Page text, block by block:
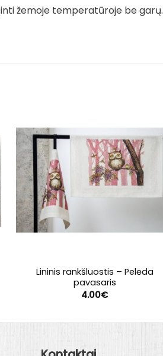
žemoje temperatūroje be garų.
Lininis rankšluostis – Pelėda
pavasaris
4.00€